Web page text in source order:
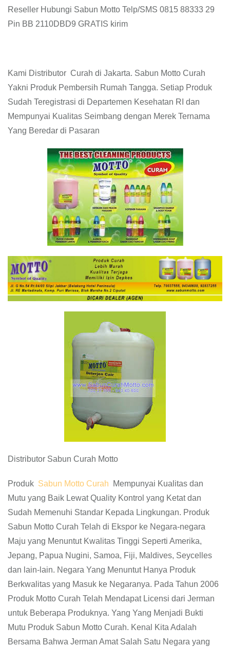
Reseller Hubungi Sabun Motto Telp/SMS 0815 88333 29
Pin BB 2110DBD9 GRATIS kirim
Kami Distributor Curah di Jakarta. Sabun Motto Curah
Yakni Produk Pembersih Rumah Tangga. Setiap Produk
Sudah Teregistrasi di Departemen Kesehatan RI dan
Mempunyai Kualitas Seimbang dengan Merek Ternama
Yang Beredar di Pasaran
Distributor Sabun Curah Motto
Produk Sabun Motto Curah
Mempunyai Kualitas dan
Mutu yang Baik Lewat Quality Kontrol yang Ketat dan
Sudah Memenuhi Standar Kepada Lingkungan. Produk
Sabun Motto Curah Telah di Ekspor ke Negara-negara
Maju yang Menuntut Kwalitas Tinggi Seperti Amerika,
Jepang, Papua Nugini, Samoa, Fiji, Maldives, Seycelles
dan lain-lain. Negara Yang Menuntut Hanya Produk
Berkwalitas yang Masuk ke Negaranya. Pada Tahun 2006
Produk Motto Curah Telah Mendapat Licensi dari Jerman
untuk Beberapa Produknya. Yang Yang Menjadi Bukti
Mutu Produk Sabun Motto Curah. Kenal Kita Adalah
Bersama Bahwa Jerman Amat Salah Satu Negara yang